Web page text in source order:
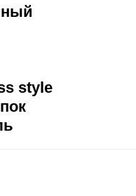
style